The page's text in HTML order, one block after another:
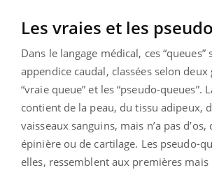
Les vraies et les
Dans le langage médical, ces “queues”
appendice caudal, classées selon deux
“vraie queue” et les “pseudo-queues”.
contient de la peau, du tissu adipeux,
vaisseaux sanguins, mais n’a pas
épinière ou de cartilage. Les pseudo-
elles, ressemblent aux premières mais